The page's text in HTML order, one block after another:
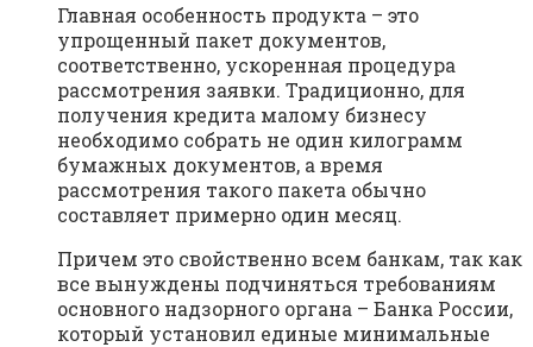
Главная особенность продукта – это
упрощенный пакет документов,
соответственно, ускоренная процедура
рассмотрения заявки. Традиционно, для
получения кредита малому бизнесу
необходимо собрать не один килограмм
бумажных документов, а время
рассмотрения такого пакета обычно
составляет примерно один месяц.
Причем это свойственно всем банкам, так как
все вынуждены подчиняться требованиям
основного надзорного органа – Банка России,
который установил единые минимальные